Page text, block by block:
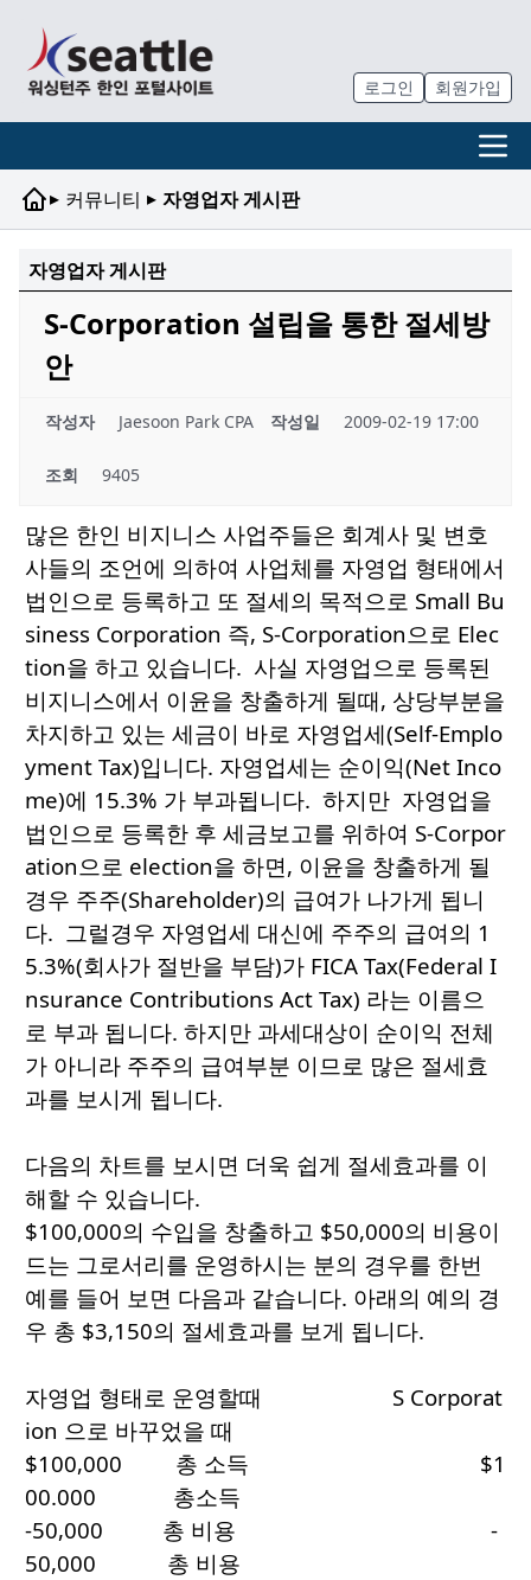
로그인 회원가입
▸ 커뮤니티 ▸ 자영업자 게시판
자영업자 게시판
S-Corporation 설립을 통한 절세방
안
작성자 Jaesoon Park CPA 작성일 2009-02-19 17:00
조회 9405
많은 한인 비지니스 사업주들은 회계사 및 변호
사들의 조언에 의하여 사업체를 자영업 형태에서
법인으로 등록하고 또 절세의 목적으로 Small Bu
siness Corporation 즉, S-Corporation으로 Elec
tion을 하고 있습니다. 사실 자영업으로 등록된
비지니스에서 이윤을 창출하게 될때, 상당부분을
차지하고 있는 세금이 바로 자영업세(Self-Emplo
yment Tax)입니다. 자영업세는 순이익(Net Inco
me)에 15.3% 가 부과됩니다. 하지만 자영업을
법인으로 등록한 후 세금보고를 위하여 S-Corpor
ation으로 election을 하면, 이윤을 창출하게 될
경우 주주(Shareholder)의 급여가 나가게 됩니
다. 그럴경우 자영업세 대신에 주주의 급여의 1
5.3%(회사가 절반을 부담)가 FICA Tax(Federal I
nsurance Contributions Act Tax) 라는 이름으
로 부과 됩니다. 하지만 과세대상이 순이익 전체
가 아니라 주주의 급여부분 이므로 많은 절세효
과를 보시게 됩니다.
다음의 차트를 보시면 더욱 쉽게 절세효과를 이
해할 수 있습니다.
$100,000의 수입을 창출하고 $50,000의 비용이
드는 그로서리를 운영하시는 분의 경우를 한번
예를 들어 보면 다음과 같습니다. 아래의 예의 경
우 총 $3,150의 절세효과를 보게 됩니다.
자영업 형태로 운영할때 S Corporat
ion 으로 바꾸었을 때
$100,000 총 소득 $1
00.000 총소득
-50,000 총 비용 -
50,000 총 비용